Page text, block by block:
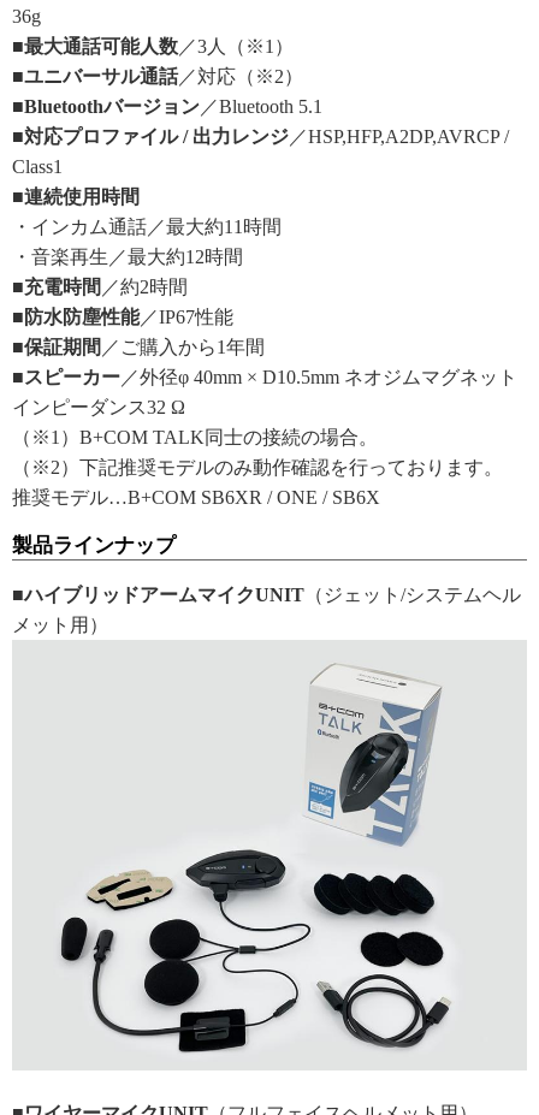
36g
■最大通話可能人数 ／3人（※1）
■ユニバーサル通話／対応（※2）
■Bluetoothバージョン ／Bluetooth 5.1
■対応プロファイル / 出力レンジ ／HSP,HFP,A2DP,AVRCP /
Class1
■連続使用時間
・インカム通話／最大約11時間
・音楽再生／最大約12時間
■充電時間 ／約2時間
■防水防塵性能／IP67性能
■保証期間 ／ご購入から1年間
■スピーカー ／外径φ 40mm × D10.5mm ネオジムマグネット
インピーダンス32 Ω
（※1）B+COM TALK同士の接続の場合。
（※2）下記推奨モデルのみ動作確認を行っております。
推奨モデル…B+COM SB6XR / ONE / SB6X
製品ラインナップ
■ハイブリッドアームマイクUNIT （ジェット/システムヘル
メット用）